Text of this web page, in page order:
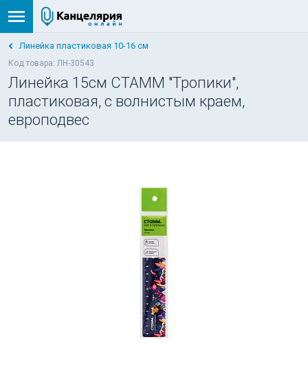
Линейка пластиковая 10-16 см
Код товара: ЛН-30543
Линейка 15см СТАММ "Тропики",
пластиковая, с волнистым краем,
европодвес